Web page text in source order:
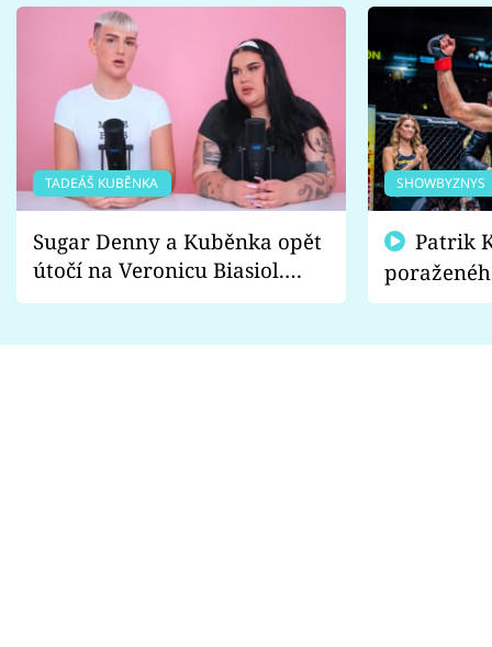
TADEÁŠ KUBĚNKA
Sugar Denny a Kuběnka opět
útočí na Veronicu Biasiol.
Proč je podle nich falešná a
SHOWBYZNYS
fanoušci